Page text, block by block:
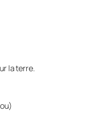
la terre.